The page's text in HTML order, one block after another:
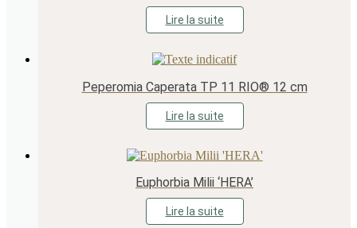
Lire la suite
Peperomia Caperata TP 11 RIO® 12 cm
Lire la suite
Euphorbia Milii ‘HERA’
Lire la suite